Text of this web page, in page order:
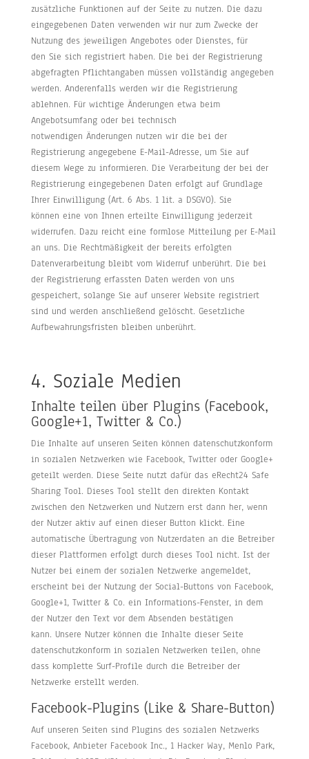
zusätzliche Funktionen auf der Seite zu nutzen. Die dazu
eingegebenen Daten verwenden wir nur zum Zwecke der
Nutzung des jeweiligen Angebotes oder Dienstes, für
den Sie sich registriert haben. Die bei der Registrierung
abgefragten Pflichtangaben müssen vollständig angegeben
werden. Anderenfalls werden wir die Registrierung
ablehnen. Für wichtige Änderungen etwa beim
Angebotsumfang oder bei technisch
notwendigen Änderungen nutzen wir die bei der
Registrierung angegebene E-Mail-Adresse, um Sie auf
diesem Wege zu informieren. Die Verarbeitung der bei der
Registrierung eingegebenen Daten erfolgt auf Grundlage
Ihrer Einwilligung (Art. 6 Abs. 1 lit. a DSGVO). Sie
können eine von Ihnen erteilte Einwilligung jederzeit
widerrufen. Dazu reicht eine formlose Mitteilung per E-Mail
an uns. Die Rechtmäßigkeit der bereits erfolgten
Datenverarbeitung bleibt vom Widerruf unberührt. Die bei
der Registrierung erfassten Daten werden von uns
gespeichert, solange Sie auf unserer Website registriert
sind und werden anschließend gelöscht. Gesetzliche
Aufbewahrungsfristen bleiben unberührt.
4. Soziale Medien
Inhalte teilen über Plugins (Facebook,
Google+1, Twitter & Co.)
Die Inhalte auf unseren Seiten können datenschutzkonform
in sozialen Netzwerken wie Facebook, Twitter oder Google+
geteilt werden. Diese Seite nutzt dafür das eRecht24 Safe
Sharing Tool. Dieses Tool stellt den direkten Kontakt
zwischen den Netzwerken und Nutzern erst dann her, wenn
der Nutzer aktiv auf einen dieser Button klickt. Eine
automatische Übertragung von Nutzerdaten an die Betreiber
dieser Plattformen erfolgt durch dieses Tool nicht. Ist der
Nutzer bei einem der sozialen Netzwerke angemeldet,
erscheint bei der Nutzung der Social-Buttons von Facebook,
Google+1, Twitter & Co. ein Informations-Fenster, in dem
der Nutzer den Text vor dem Absenden bestätigen
kann. Unsere Nutzer können die Inhalte dieser Seite
datenschutzkonform in sozialen Netzwerken teilen, ohne
dass komplette Surf-Profile durch die Betreiber der
Netzwerke erstellt werden.
Facebook-Plugins (Like & Share-Button)
Auf unseren Seiten sind Plugins des sozialen Netzwerks
Facebook, Anbieter Facebook Inc., 1 Hacker Way, Menlo Park,